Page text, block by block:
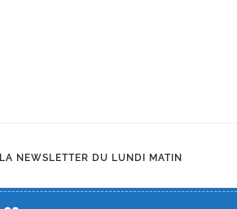
LA NEWSLETTER DU LUNDI MATIN